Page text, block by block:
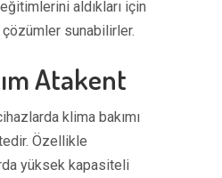
aldıkları için
çözümler sunabilirler.
Atakent
klima bakımı
Özellikle
yüksek kapasiteli